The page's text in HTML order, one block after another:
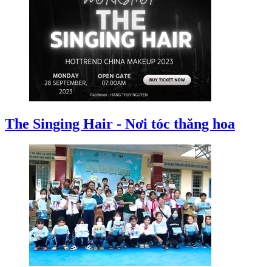
The Singing Hair - Nơi tóc thăng hoa